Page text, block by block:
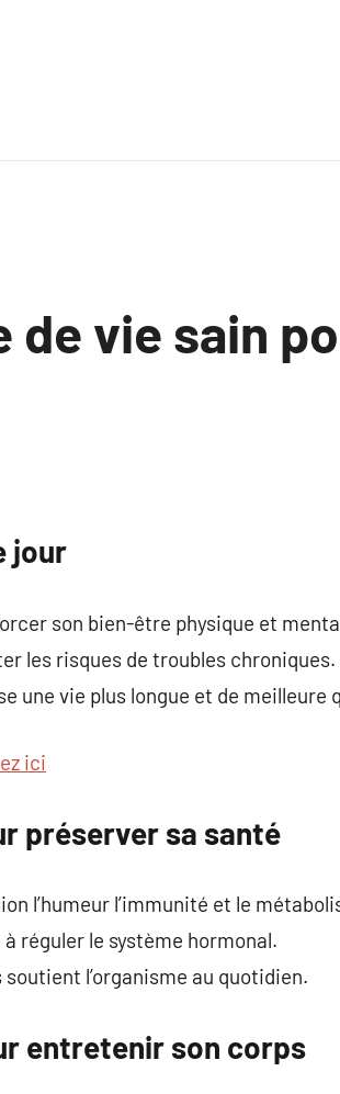
de vie sain
jour
son bien-être physique et
les risques de troubles chroniques.
une vie plus longue et de meilleure
ici
préserver sa santé
l’humeur l’immunité et le
réguler le système hormonal.
l’organisme au quotidien.
entretenir son corps